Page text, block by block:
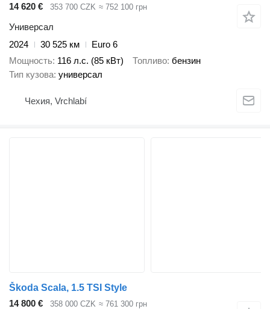
14 620 €
353 700 CZK ≈ 752 100 грн
Универсал
2024
30 525 км
Euro 6
Мощность 116 л.с. (85 кВт) Топливо бензин
Тип кузова универсал
Чехия, Vrchlabí
Škoda Scala, 1.5 TSI Style
14 800 €
358 000 CZK ≈ 761 300 грн